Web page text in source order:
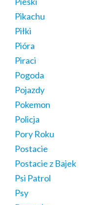
Pikachu
Piłki
Pióra
Piraci
Pogoda
Pojazdy
Pokemon
Policja
Pory Roku
Postacie
Postacie z Bajek
Psi Patrol
Psy